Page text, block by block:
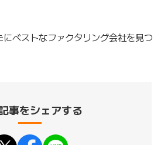
ベストなファクタリング会社を見つ
事をシェアする